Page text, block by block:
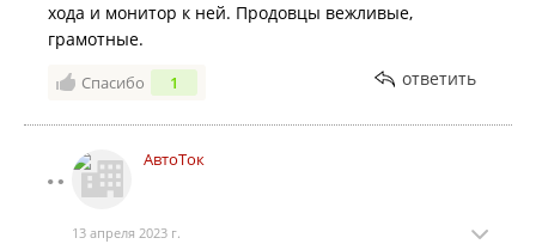
хода и монитор к ней. Продовцы вежливые,
грамотные.
Спасибо 1 ответить
АвтоТок
13 апреля 2023 г.